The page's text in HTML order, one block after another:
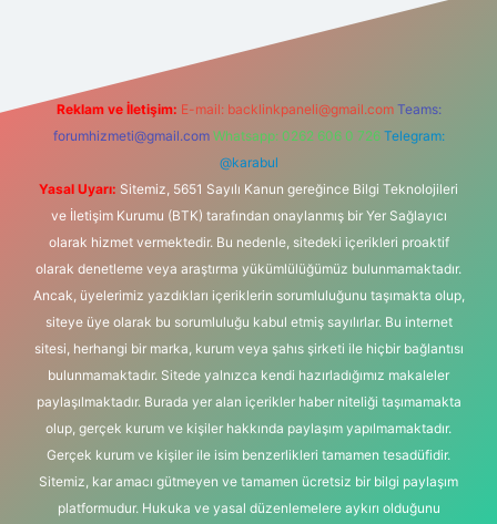
Reklam ve İletişim: E-mail: backlinkpaneli@gmail.com Teams:
forumhizmeti@gmail.com Whatsapp: 0262 606 0 726 Telegram:
@karabul
Yasal Uyarı: Sitemiz, 5651 Sayılı Kanun gereğince Bilgi Teknolojileri
ve İletişim Kurumu (BTK) tarafından onaylanmış bir Yer Sağlayıcı
olarak hizmet vermektedir. Bu nedenle, sitedeki içerikleri proaktif
olarak denetleme veya araştırma yükümlülüğümüz bulunmamaktadır.
Ancak, üyelerimiz yazdıkları içeriklerin sorumluluğunu taşımakta olup,
siteye üye olarak bu sorumluluğu kabul etmiş sayılırlar. Bu internet
sitesi, herhangi bir marka, kurum veya şahıs şirketi ile hiçbir bağlantısı
bulunmamaktadır. Sitede yalnızca kendi hazırladığımız makaleler
paylaşılmaktadır. Burada yer alan içerikler haber niteliği taşımamakta
olup, gerçek kurum ve kişiler hakkında paylaşım yapılmamaktadır.
Gerçek kurum ve kişiler ile isim benzerlikleri tamamen tesadüfidir.
Sitemiz, kar amacı gütmeyen ve tamamen ücretsiz bir bilgi paylaşım
platformudur. Hukuka ve yasal düzenlemelere aykırı olduğunu